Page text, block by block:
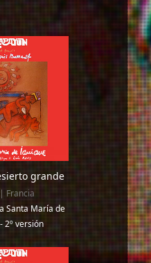
grande
Francia
Santa María de
2º versión